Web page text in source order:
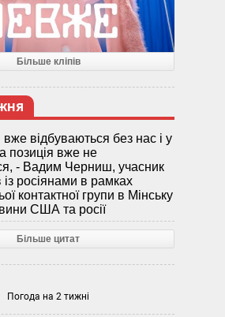
Більше кліпів
відбуваються без нас і у
позиція вже не
- Вадим Черниш, учасник
із росіянами в рамках
контактної групи в Мінську
США та росії
Більше цитат
Погода на 2 тижні